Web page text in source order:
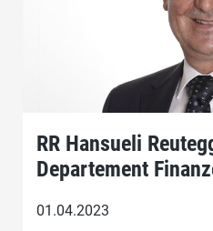
RR Hansueli
Departement
01.04.2023